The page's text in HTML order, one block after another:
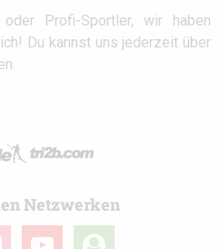
oder Profi-Sportler, wir haben
Du kannst uns jederzeit über
Netzwerken
youtube
user-